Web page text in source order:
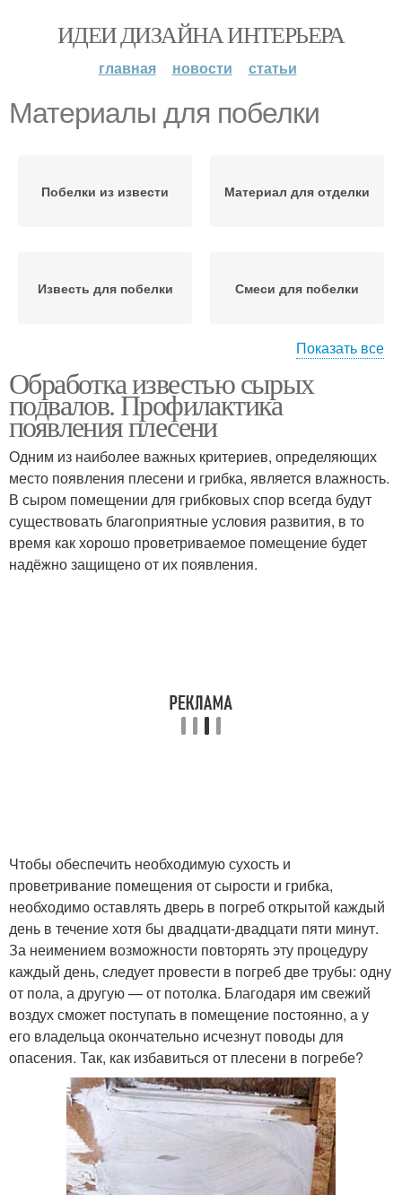
ИДЕИ ДИЗАЙНА ИНТЕРЬЕРА
главная новости статьи
Материалы для побелки
Побелки из извести Материал для отделки
Известь для побелки Смеси для побелки
Советы по побелке Купорос для побелки
Помещения к побелке
Показать все
Обработка известью сырых
подвалов. Профилактика
появления плесени
Одним из наиболее важных критериев, определяющих
место появления плесени и грибка, является влажность.
В сыром помещении для грибковых спор всегда будут
существовать благоприятные условия развития, в то
время как хорошо проветриваемое помещение будет
надёжно защищено от их появления.
Чтобы обеспечить необходимую сухость и
проветривание помещения от сырости и грибка,
необходимо оставлять дверь в погреб открытой каждый
день в течение хотя бы двадцати-двадцати пяти минут.
За неимением возможности повторять эту процедуру
каждый день, следует провести в погреб две трубы: одну
от пола, а другую — от потолка. Благодаря им свежий
воздух сможет поступать в помещение постоянно, а у
его владельца окончательно исчезнут поводы для
опасения. Так, как избавиться от плесени в погребе?